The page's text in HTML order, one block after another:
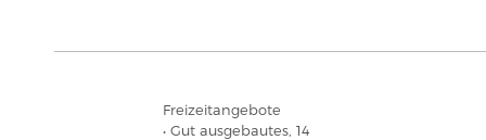
Freizeitangebote
• Gut ausgebautes, 14